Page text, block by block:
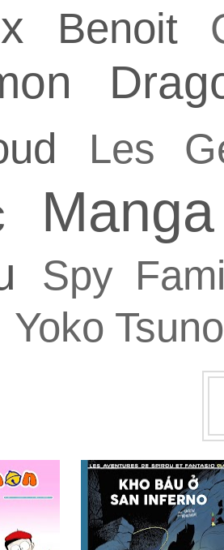
Benoit
Les
Manga
Spy
Yoko Tsuno